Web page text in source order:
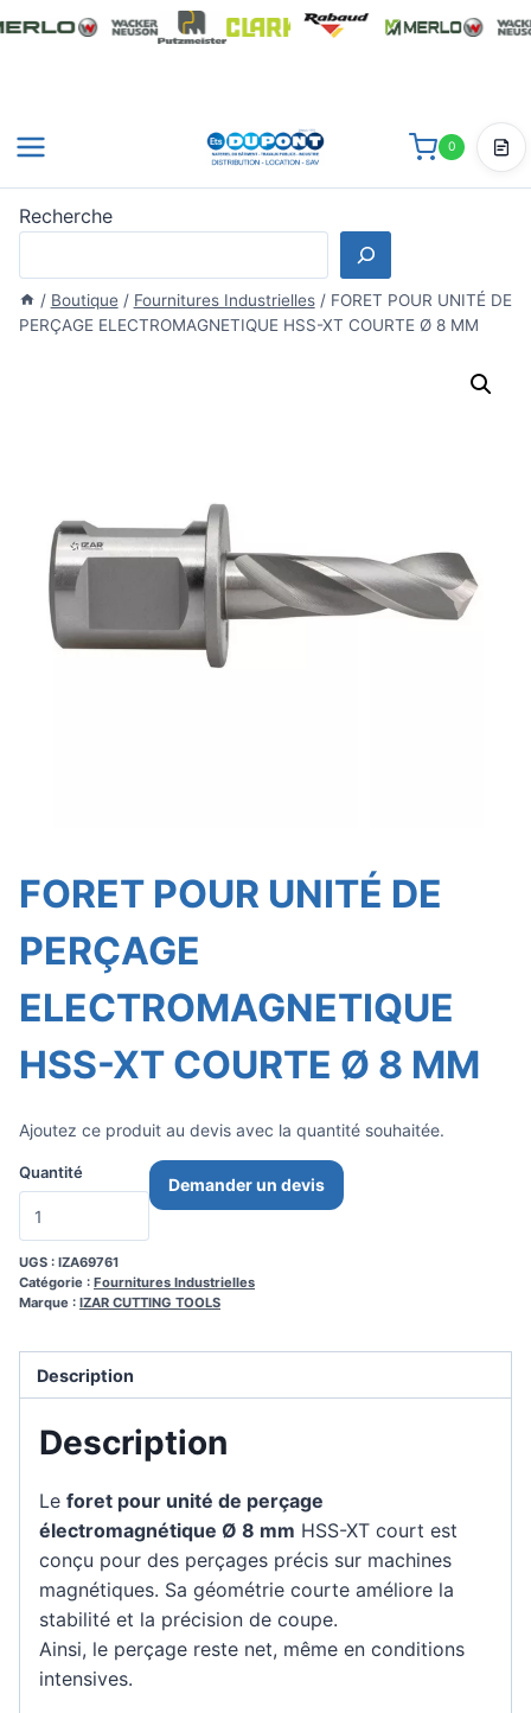
0
/ Boutique / Fournitures Industrielles / FORET POUR UNITÉ DE
PERÇAGE ELECTROMAGNETIQUE HSS-XT COURTE Ø 8 MM
FORET POUR UNITÉ DE
PERÇAGE
ELECTROMAGNETIQUE
HSS-XT COURTE Ø 8 MM
Ajoutez ce produit au devis avec la quantité souhaitée.
Quantité
Demander un devis
UGS : IZA69761
Catégorie : Fournitures Industrielles
Marque : IZAR CUTTING TOOLS
Description
Description
Le foret pour unité de perçage
électromagnétique Ø 8 mm HSS-XT court est
conçu pour des perçages précis sur machines
magnétiques. Sa géométrie courte améliore la
stabilité et la précision de coupe.
Ainsi, le perçage reste net, même en conditions
intensives.
Recherche